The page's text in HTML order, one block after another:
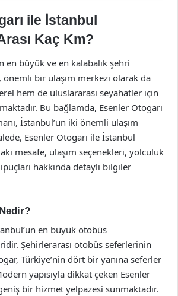
ile İstanbul
Kaç Km?
en büyük ve en kalabalık şehri
önemli bir ulaşım merkezi olarak da
hem de uluslararası seyahatler için
Bu bağlamda, Esenler Otogarı
İstanbul’un iki önemli ulaşım
Esenler Otogarı ile İstanbul
mesafe, ulaşım seçenekleri, yolculuk
hakkında detaylı bilgiler
en büyük otobüs
Şehirlerarası otobüs seferlerinin
Türkiye’nin dört bir yanına seferler
yapısıyla dikkat çeken Esenler
bir hizmet yelpazesi sunmaktadır.